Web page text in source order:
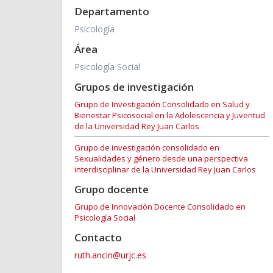
Departamento
Psicología
Área
Psicología Social
Grupos de investigación
Grupo de Investigación Consolidado en Salud y
Bienestar Psicosocial en la Adolescencia y Juventud
de la Universidad Rey Juan Carlos
Grupo de investigación consolidado en
Sexualidades y género desde una perspectiva
interdisciplinar de la Universidad Rey Juan Carlos
Grupo docente
Grupo de Innovación Docente Consolidado en
Psicología Social
Contacto
ruth.ancin@urjc.es